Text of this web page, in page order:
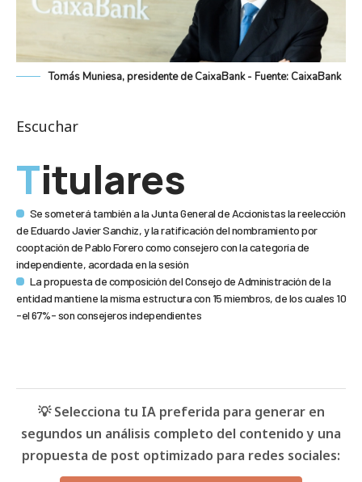
Tomás Muniesa, presidente de CaixaBank - Fuente: CaixaBank
Escuchar
Titulares
Se someterá también a la Junta General de Accionistas la reelección
de Eduardo Javier Sanchiz, y la ratificación del nombramiento por
cooptación de Pablo Forero como consejero con la categoría de
independiente, acordada en la sesión
La propuesta de composición del Consejo de Administración de la
entidad mantiene la misma estructura con 15 miembros, de los cuales 10
-el 67%- son consejeros independientes
💡 Selecciona tu IA preferida para generar en
segundos un análisis completo del contenido y una
propuesta de post optimizado para redes sociales: